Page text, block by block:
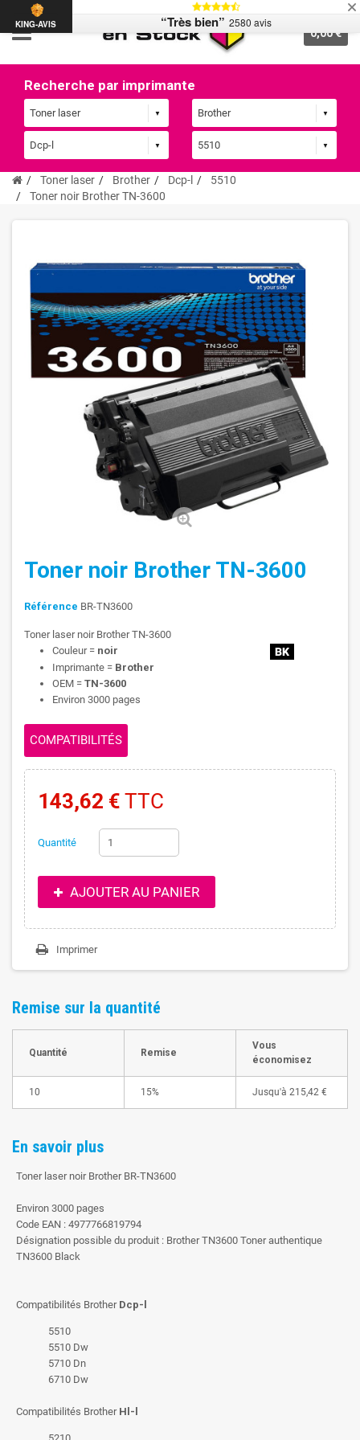
0,00 €
Recherche par imprimante
Toner laser Brother Dcp-l
5510
Toner noir Brother TN-3600
Toner noir Brother TN-3600
Référence BR-TN3600
Toner laser noir Brother TN-3600
Couleur = noir
Imprimante = Brother
OEM = TN-3600
Environ 3000 pages
COMPATIBILITÉS
143,62 € TTC
Quantité
AJOUTER AU PANIER
Imprimer
Remise sur la quantité
Quantité Remise
Vous
économisez
10 15% Jusqu'à 215,42 €
En savoir plus
Toner laser noir Brother BR-TN3600
Environ 3000 pages
Code EAN : 4977766819794
Désignation possible du produit : Brother TN3600 Toner authentique
TN3600 Black
Compatibilités Brother Dcp-l
5510
5510 Dw
5710 Dn
6710 Dw
Compatibilités Brother Hl-l
KING-AVIS “Très bien” 2580 avis